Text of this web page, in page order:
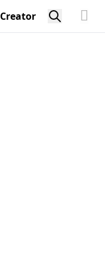
Creator